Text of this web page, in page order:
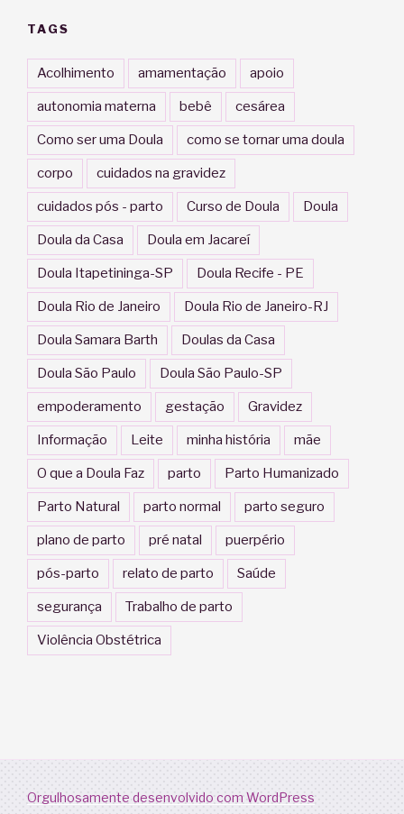
TAGS
Acolhimento amamentação apoio
autonomia materna bebê cesárea
Como ser uma Doula como se tornar uma doula
corpo cuidados na gravidez
cuidados pós - parto Curso de Doula Doula
Doula da Casa Doula em Jacareí
Doula Itapetininga-SP Doula Recife - PE
Doula Rio de Janeiro Doula Rio de Janeiro-RJ
Doula Samara Barth Doulas da Casa
Doula São Paulo Doula São Paulo-SP
empoderamento gestação Gravidez
Informação Leite minha história mãe
O que a Doula Faz parto Parto Humanizado
Parto Natural parto normal parto seguro
plano de parto pré natal puerpério
pós-parto relato de parto Saúde
segurança Trabalho de parto
Violência Obstétrica
Orgulhosamente desenvolvido com WordPress